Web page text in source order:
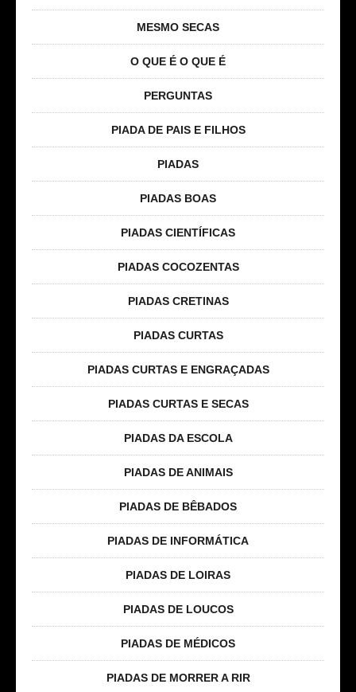
MESMO SECAS
O QUE É O QUE É
PERGUNTAS
PIADA DE PAIS E FILHOS
PIADAS
PIADAS BOAS
PIADAS CIENTÍFICAS
PIADAS COCOZENTAS
PIADAS CRETINAS
PIADAS CURTAS
PIADAS CURTAS E ENGRAÇADAS
PIADAS CURTAS E SECAS
PIADAS DA ESCOLA
PIADAS DE ANIMAIS
PIADAS DE BÊBADOS
PIADAS DE INFORMÁTICA
PIADAS DE LOIRAS
PIADAS DE LOUCOS
PIADAS DE MÉDICOS
PIADAS DE MORRER A RIR